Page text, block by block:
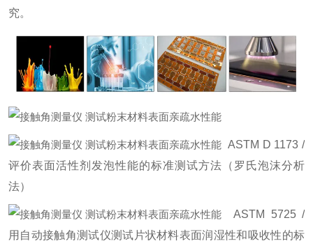
究。
ASTM D 1173 /
评价表面活性剂发泡性能的标准测试方法（罗氏泡沫分析
法）
ASTM 5725 /
用自动接触角测试仪测试片状材料表面润湿性和吸收性的标